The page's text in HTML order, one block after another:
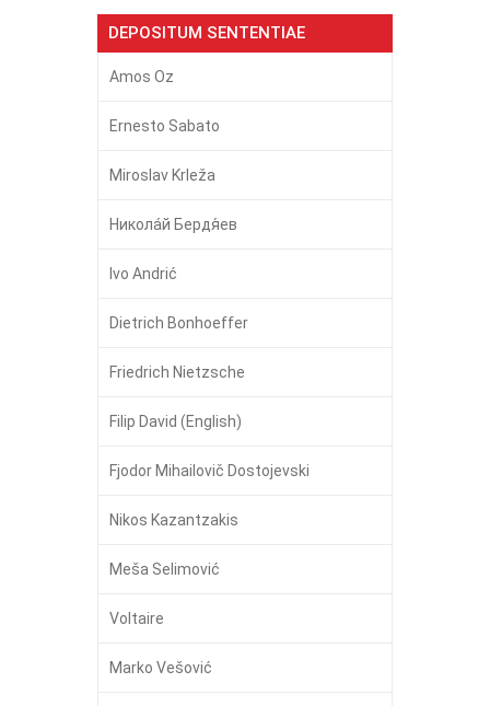
DEPOSITUM SENTENTIAE
Amos Oz
Ernesto Sabato
Miroslav Krleža
Никола́й Бердя́ев
Ivo Andrić
Dietrich Bonhoeffer
Friedrich Nietzsche
Filip David (English)
Fjodor Mihailovič Dostojevski
Nikos Kazantzakis
Meša Selimović
Voltaire
Marko Vešović